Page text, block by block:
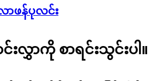
ဖန်ပုလင်း
ာကို စာရင်းသွင်းပါ။